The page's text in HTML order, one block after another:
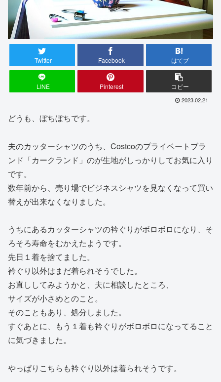
Twitter Facebook はてブ
LINE Pinterest コピー
2023.02.21
どうも、ぼちぼちです。
夫のカッターシャツのうち、Costcoのプライベートブラ
ンド「カークランド」のが生地がしっかりしてお気に入り
です。
数年前から、売り場でビジネスシャツを見なくなって買い
替えが出来なくなりました。
うちにあるカッターシャツの衿ぐりがボロボロになり、そ
ろそろ寿命をむかえたようです。
先日１着を捨てました。
衿ぐり以外はまだ着られそうでした。
お直ししてみようかと、夫に相談したところ、
サイズが小さめとのこと。
そのこともあり、処分しました。
すぐあとに、もう１着も衿ぐりがボロボロになってること
に気づきました。
やっぱりこちらも衿ぐり以外は着られそうです。